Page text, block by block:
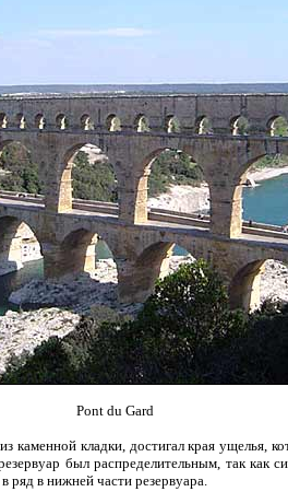
Pont du Gard
кладки, достигал края ущелья,
был распределительным, так как
ряд в нижней части резервуара.